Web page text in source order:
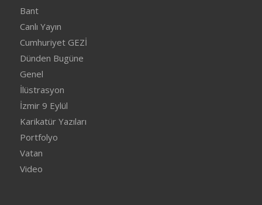
Bant
Canlı Yayın
Cumhuriyet GEZİ
Dünden Bugüne
Genel
İlüstrasyon
İzmir 9 Eylül
Karikatür Yazıları
Portfolyo
Vatan
Video